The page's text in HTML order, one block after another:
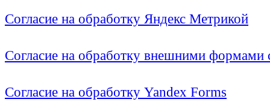
Согласие на обработку Яндекс Метрикой
Согласие на обработку внешними формами
Согласие на обработку Yandex Forms